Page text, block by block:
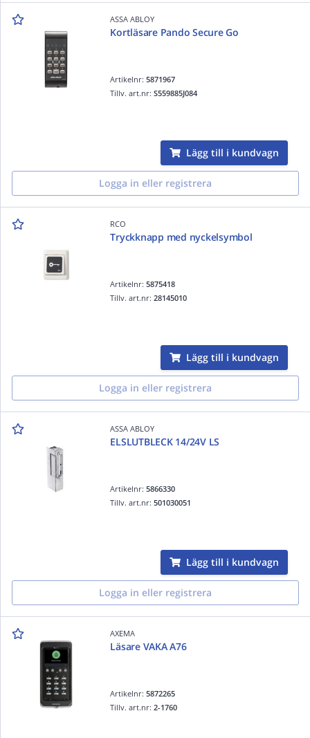
ASSA ABLOY
Kortläsare Pando Secure Go
Artikelnr:5871967
Tillv. art.nr:S559885J084
Lägg till i kundvagn
Logga in eller registrera
RCO
Tryckknapp med nyckelsymbol
Artikelnr:5875418
Tillv. art.nr:28145010
Lägg till i kundvagn
Logga in eller registrera
ASSA ABLOY
ELSLUTBLECK 14/24V LS
Artikelnr:5866330
Tillv. art.nr:501030051
Lägg till i kundvagn
Logga in eller registrera
AXEMA
Läsare VAKA A76
Artikelnr:5872265
Tillv. art.nr:2-1760